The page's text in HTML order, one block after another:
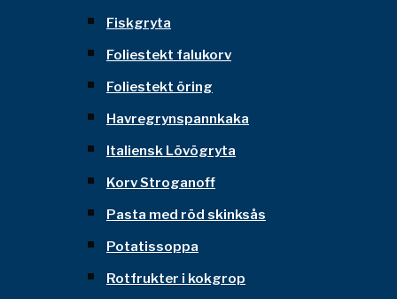
Fiskgryta
Foliestekt falukorv
Foliestekt öring
Havregrynspannkaka
Italiensk Lövögryta
Korv Stroganoff
Pasta med röd skinksås
Potatissoppa
Rotfrukter i kokgrop